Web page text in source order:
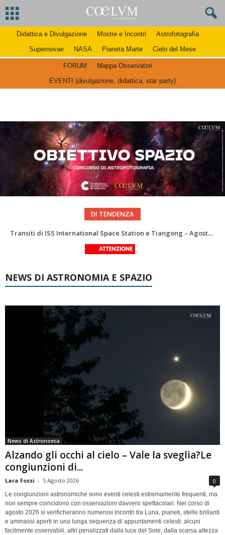
Didattica e Divulgazione Mostre e Incontri
Astrofotografia
Supernovae
NASA Pianeta Marte Cielo del Mese
FORUM
Mappa Osservatori
EVENTI (divulgazione, didattica, star party)
DI TENDENZA
La Luna del Mese – Agosto 2026
Le costellazioni di Agosto 2026: Delfino
NEWS DI ASTRONOMIA E SPAZIO
News di Astronomia
Alzando gli occhi al cielo – Vale la sveglia?Le
congiunzioni di...
Lara Fossi - 5 Agosto 2026 0
Le congiunzioni astronomiche sono eventi celesti estremamente frequenti, ma
non sempre coincidono con osservazioni davvero spettacolari. Nel corso di
agosto 2026 si verificheranno numerosi incontri tra Luna, pianeti, stelle brillanti
e ammassi aperti in una lunga sequenza di appuntamenti celesti: alcuni
facilmente osservabili, altri penalizzati dalla luce del Sole, dalla scarsa altezza